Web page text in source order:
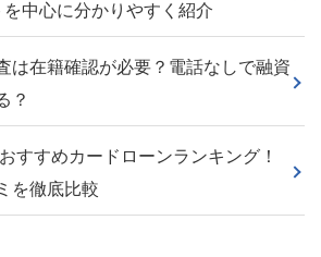
中心に分かりやすく紹介
は在籍確認が必要？電話なしで融資
？
すすめカードローンランキング！
を徹底比較